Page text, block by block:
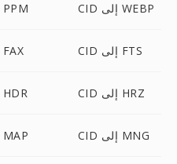
CID إلى PPM CID إلى WEBP
CID إلى FAX CID إلى FTS
CID إلى HDR CID إلى HRZ
CID إلى MAP CID إلى MNG